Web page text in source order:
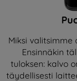
Miksi valitsimme
Ensinnäkin
tuloksen: kalvo
täydellisesti